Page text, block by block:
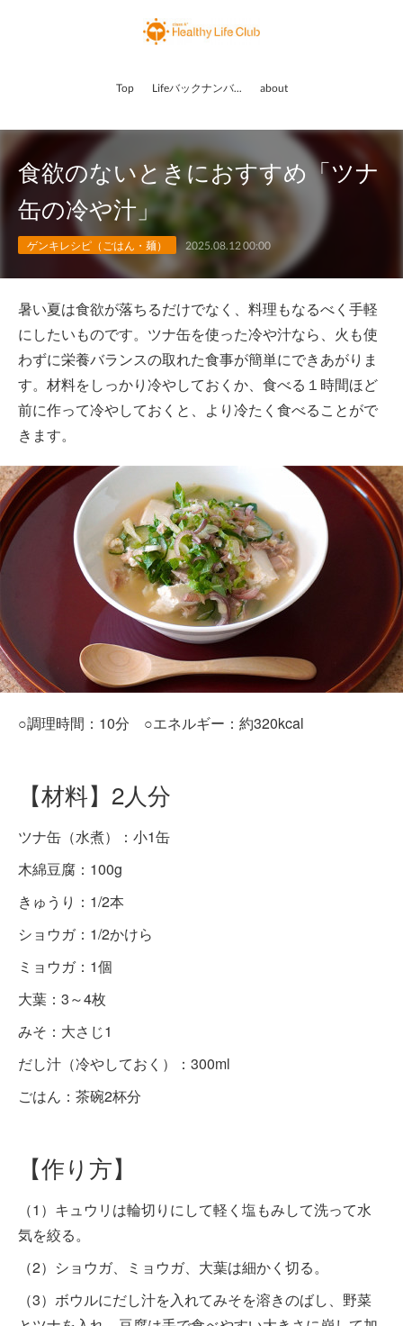
Top Lifeバックナンバー about
食欲のないときにおすすめ「ツナ
缶の冷や汁」
ゲンキレシピ（ごはん・麺） 2025.08.12 00:00
暑い夏は食欲が落ちるだけでなく、料理もなるべく手軽
にしたいものです。ツナ缶を使った冷や汁なら、火も使
わずに栄養バランスの取れた食事が簡単にできあがりま
す。材料をしっかり冷やしておくか、食べる１時間ほど
前に作って冷やしておくと、より冷たく食べることがで
きます。
○調理時間：10分 ○エネルギー：約320kcal
【材料】2人分
ツナ缶（水煮）：小1缶
木綿豆腐：100g
きゅうり：1/2本
ショウガ：1/2かけら
ミョウガ：1個
大葉：3～4枚
みそ：大さじ1
だし汁（冷やしておく）：300ml
ごはん：茶碗2杯分
【作り方】
（1）キュウリは輪切りにして軽く塩もみして洗って水
気を絞る。
（2）ショウガ、ミョウガ、大葉は細かく切る。
（3）ボウルにだし汁を入れてみそを溶きのばし、野菜